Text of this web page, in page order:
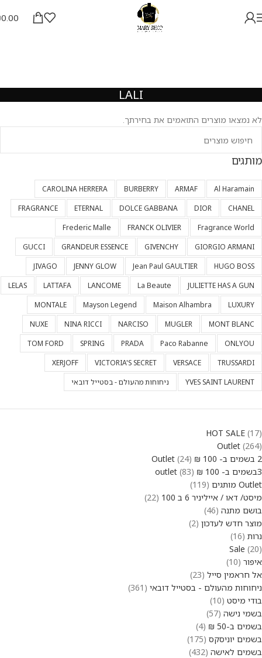
0.00
LALI
לא נמצאו מוצרים התואמים את בחירתך.
מותגים
Al Haramain
ARMAF
BURBERRY
CAROLINA HERRERA
CHANEL
DIOR
DOLCE GABBANA
ETERNAL
FRAGRANCE
Fragrance World
FRANCK OLIVIER
Frederic Malle
GIORGIO ARMANI
GIVENCHY
GRANDEUR ESSENCE
GUCCI
HUGO BOSS
Jean Paul GAULTIER
JENNY GLOW
JIVAGO
JULIETTE HAS A GUN
La Beaute
LANCOME
LATTAFA
LELAS
LUXURY
Maison Alhambra
Mayson Legend
MONTALE
MONT BLANC
MUGLER
NARCISO
NINA RICCI
NUXE
ONLYOU
Paco Rabanne
PRADA
SPRING
TOM FORD
TRUSSARDI
VERSACE
VICTORIA'S SECRET
XERJOFF
YVES SAINT LAURENT
ניחוחות מהעולם - בסטייל דובאי
HOT SALE 17
Outlet 264
2 בשמים ב- 100 ₪ Outlet
24
3בשמים ב- 100 ₪ outlet
83
Outlet מותגים
119
מיסט/ דאו / אייליניר 6 ב 100
22
בושם מתנה 46
מוצר חדש לעדכון 2
נרות 16
Sale 20
איפור 10
אל חראמין סייל 23
ניחוחות מהעולם - בסטייל דובאי
361
בודי מיסט 10
בשמי נישה 57
בשמים ב-50 ₪
4
בשמים יוניסקס 175
בשמים לאישה 432